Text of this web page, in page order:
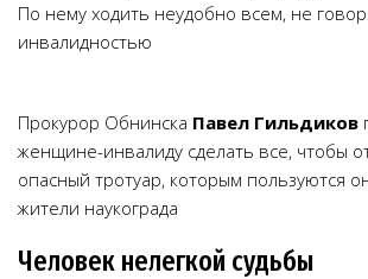
По нему ходить неудобно всем, не
инвалидностью
Прокурор Обнинска Павел Гильдиков
женщине-инвалиду сделать все, чтобы
опасный тротуар, которым пользуются
жители наукограда
Человек нелегкой судьбы